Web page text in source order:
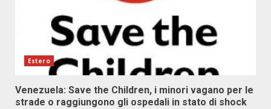
Estero
Venezuela: Save the Children, i minori vagano per le
strade o raggiungono gli ospedali in stato di shock